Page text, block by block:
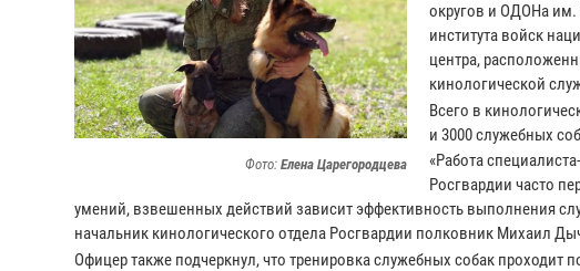
Фото: Елена Царегородцева
округов и ОДОНа им.
института войск
центра,
кинологической
Всего в
и 3000 служебных
«Работа
Росгвардии часто
умений, взвешенных действий зависит эффективность выполнения
начальник кинологического отдела Росгвардии полковник Михаил
Офицер также подчеркнул, что тренировка служебных собак